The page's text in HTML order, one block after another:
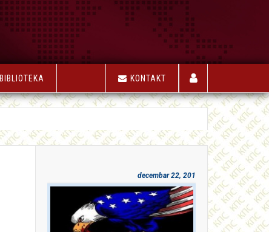
BIBLIOTEKA KONTAKT
decembar 22, 2018